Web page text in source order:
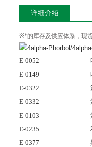
详细介绍
※*的库存及供应体系，现
E-0052
E-0149
E-0322
E-0332
E-0103
E-0235
E-0377